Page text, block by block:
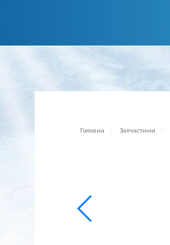
Про компанію
Новини
Зворотній зв’язок
Головна Запчастини